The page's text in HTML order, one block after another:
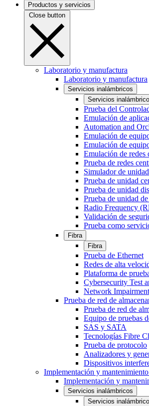
Productos y servicios
Close button
Laboratorio y manufactura
Laboratorio y manufactura
Servicios inalámbricos
Servicios
Prueba del
Emulación de
Automation and
Emulación de
Emulación de
Emulación de redes
Prueba de redes
Simulador de
Prueba de unidad
Prueba de unidad
Prueba de unidad
Radio Frequency
Validación de
Prueba como
Fibra
Fibra
Prueba de Ethernet
Redes de alta
Plataforma de
Cybersecurity Test
Network
Prueba de red de
Prueba de red de
Equipo de pruebas
SAS y SATA
Tecnologías Fibre
Prueba de protocolo
Analizadores y
Dispositivos
Implementación y
Implementación y
Servicios inalámbricos
Servicios